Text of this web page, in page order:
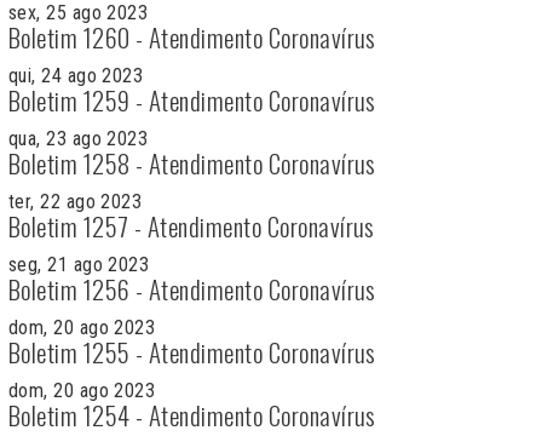
sex, 25 ago 2023
Boletim 1260 - Atendimento Coronavírus
qui, 24 ago 2023
Boletim 1259 - Atendimento Coronavírus
qua, 23 ago 2023
Boletim 1258 - Atendimento Coronavírus
ter, 22 ago 2023
Boletim 1257 - Atendimento Coronavírus
seg, 21 ago 2023
Boletim 1256 - Atendimento Coronavírus
dom, 20 ago 2023
Boletim 1255 - Atendimento Coronavírus
dom, 20 ago 2023
Boletim 1254 - Atendimento Coronavírus